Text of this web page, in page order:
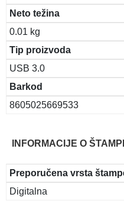
Neto težina
0.01 kg
Tip proizvoda
USB 3.0
Barkod
8605025669533
INFORMACIJE O ŠTAMPI
Preporučena vrsta
Digitalna